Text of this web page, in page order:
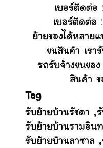
เบอร์ติดต่
เบอร์ติดต่
ย้ายของได้หลาย
ขนสินค้า เรา
รถรับจ้างขนขอ
สินค้า
Tag
รับย้ายบ้านรัชดา ,
รับย้ายบ้านรามอิน
รับย้ายบ้านลาซาล ,